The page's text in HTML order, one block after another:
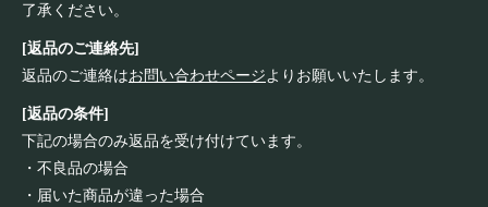
了承ください。
[返品のご連絡先]
返品のご連絡はお問い合わせページ よりお願いいたします。
[返品の条件]
下記の場合のみ返品を受け付けています。
・不良品の場合
・届いた商品が違った場合